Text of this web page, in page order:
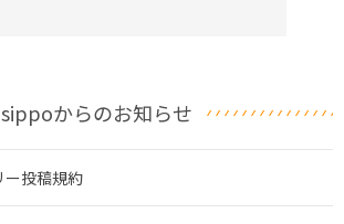
sippoからのお知らせ
投稿規約